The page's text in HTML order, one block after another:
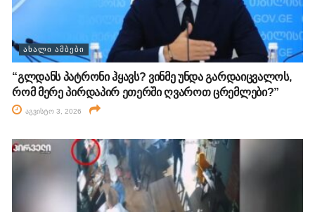
ᲐᲮᲐᲚᲘ ᲐᲛᲑᲔᲑᲘ
“გლდანს პატრონი ჰყავს? ვინმე უნდა გარდაიცვალოს,
რომ მერე პირდაპირ ეთერში ღვაროთ ცრემლები?”
აგვისტო 3, 2026